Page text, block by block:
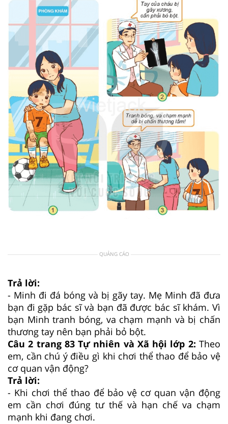
QUẢNG CÁO
Trả lời:
- Minh đi đá bóng và bị gãy tay. Mẹ Minh đã đưa
bạn đi gặp bác sĩ và bạn đã được bác sĩ khám. Vì
bạn Minh tranh bóng, va chạm mạnh và bị chấn
thương tay nên bạn phải bỏ bột.
Câu 2 trang 83 Tự nhiên và Xã hội lớp 2: Theo
em, cần chú ý điều gì khi chơi thể thao để bảo vệ
cơ quan vận động?
Trả lời:
- Khi chơi thể thao để bảo vệ cơ quan vận động
em cần chơi đúng tư thế và hạn chế va chạm
mạnh khi đang chơi.